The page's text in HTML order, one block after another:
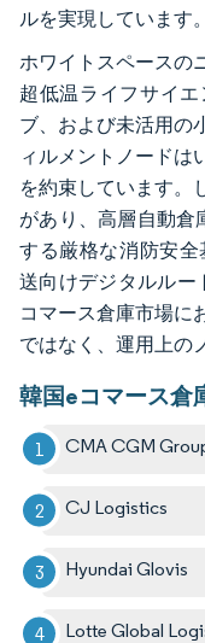
ルを実現しています。
ホワイトスペースの
超低温ライフサイ
ブ、および未活用の
ィルメントノードは
を約束しています。
があり、高層自動倉
する厳格な消防安
送向けデジタルルー
コマース倉庫市場に
ではなく、運用上の
韓国eコマース倉
CMA CGM
CJ Logistics
Hyundai Glovis
Lotte Global